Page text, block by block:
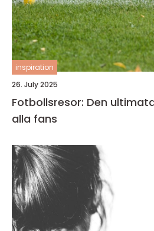
inspiration
26. July 2025
Fotbollsresor: Den
alla fans